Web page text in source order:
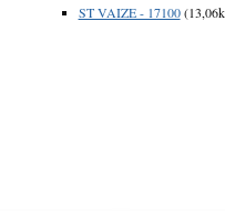
ST VAIZE - 17100